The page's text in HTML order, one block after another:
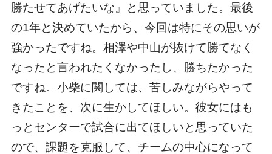
勝たせてあげたいな』と思っていました。最後
の1年と決めていたから、今回は特にその思いが
強かったですね。相澤や中山が抜けて勝てなく
なったと言われたくなかったし、勝ちたかった
ですね。小柴に関しては、苦しみながらやって
きたことを、次に生かしてほしい。彼女にはも
っとセンターで試合に出てほしいと思っていた
ので、課題を克服して、チームの中心になって